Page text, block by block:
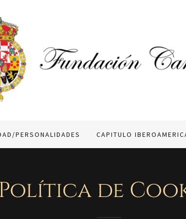
PERSONALIDADES CAPITULO
de